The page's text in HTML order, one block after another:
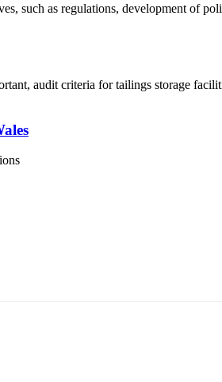
such as regulations, development of
audit criteria for tailings storage